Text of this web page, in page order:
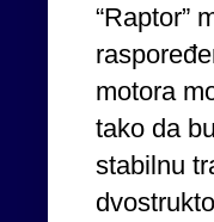
“Raptor”
motora
tako da
stabilnu